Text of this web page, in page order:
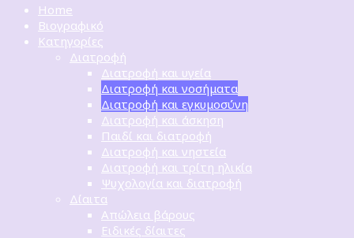
Home
Βιογραφικό
Κατηγορίες
Διατροφή
Διατροφή και υγεία
Διατροφή και νοσήματα
Διατροφή και εγκυμοσύνη
Διατροφή και άσκηση
Παιδί και διατροφή
Διατροφή και νηστεία
Διατροφή και τρίτη ηλικία
Ψυχολογία και διατροφή
Δίαιτα
Απώλεια βάρους
Ειδικές δίαιτες